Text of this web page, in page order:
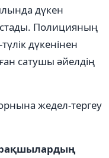
дүкен
Полицияның
дүкенінен
сатушы әйелдің
жедел-тергеу